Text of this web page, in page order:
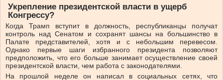
Укрепление президентской власти в ущерб
Конгрессу?
Когда Трамп вступит в должность, республиканцы получат
контроль над Сенатом и сохранят шансы на большинство в
Палате представителей, хотя и с небольшим перевесом.
Однако первые шаги избранного президента позволяют
предположить, что его больше занимает осуществление своей
президентской власти, чем работа с законодателями.
На прошлой неделе он написал в социальных сетях, что